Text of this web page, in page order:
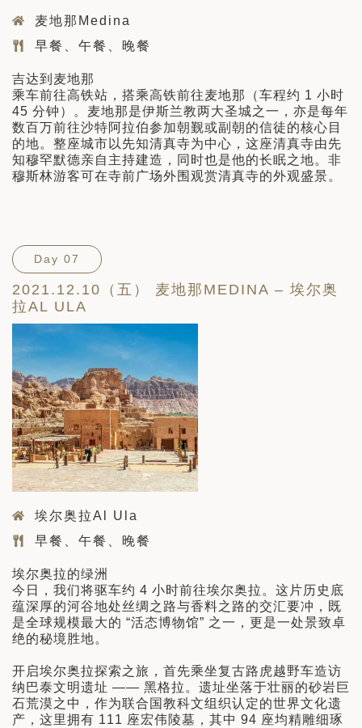
麦地那Medina
早餐、午餐、晚餐
吉达到麦地那
乘车前往高铁站，搭乘高铁前往麦地那（车程约 1 小时
45 分钟）。麦地那是伊斯兰教两大圣城之一，亦是每年
数百万前往沙特阿拉伯参加朝觐或副朝的信徒的核心目
的地。整座城市以先知清真寺为中心，这座清真寺由先
知穆罕默德亲自主持建造，同时也是他的长眠之地。非
穆斯林游客可在寺前广场外围观赏清真寺的外观盛景。
Day 07
2021.12.10（五） 麦地那MEDINA – 埃尔奥
拉AL ULA
埃尔奥拉Al Ula
早餐、午餐、晚餐
埃尔奥拉的绿洲
今日，我们将驱车约 4 小时前往埃尔奥拉。这片历史底
蕴深厚的河谷地处丝绸之路与香料之路的交汇要冲，既
是全球规模最大的 “活态博物馆” 之一，更是一处景致卓
绝的秘境胜地。
开启埃尔奥拉探索之旅，首先乘坐复古路虎越野车造访
纳巴泰文明遗址 —— 黑格拉。遗址坐落于壮丽的砂岩巨
石荒漠之中，作为联合国教科文组织认定的世界文化遗
产，这里拥有 111 座宏伟陵墓，其中 94 座均精雕细琢